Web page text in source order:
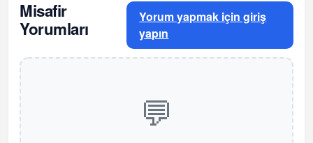
Misafir
Yorumları
Yorum yapmak için giriş
yapın
💬